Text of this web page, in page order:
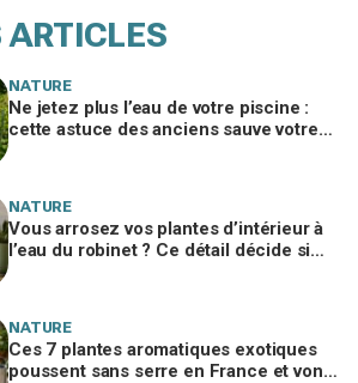
ARTICLES
NATURE
Ne jetez plus l’eau de votre piscine :
cette astuce des anciens sauve votre
NATURE
Vous arrosez vos plantes d’intérieur à
l’eau du robinet ? Ce détail décide si
NATURE
Ces 7 plantes aromatiques exotiques
poussent sans serre en France et vont